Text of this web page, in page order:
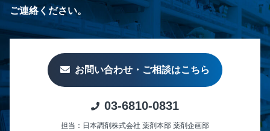
ご連絡ください。
お問い合わせ・ご相談はこちら
03-6810-0831
担当：日本調剤株式会社 薬剤本部 薬剤企画部